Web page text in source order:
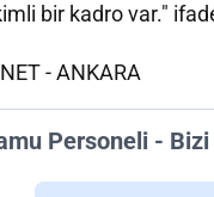
bir kadro var."
- ANKARA
Personeli -